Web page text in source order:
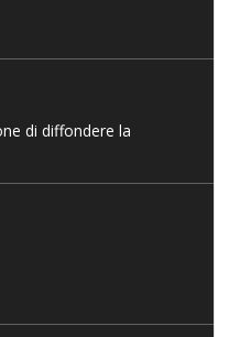
di diffondere la